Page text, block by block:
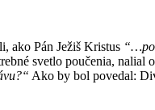
ako Pán Ježiš Kristus
svetlo poučenia, nalial
Ako by bol povedal: